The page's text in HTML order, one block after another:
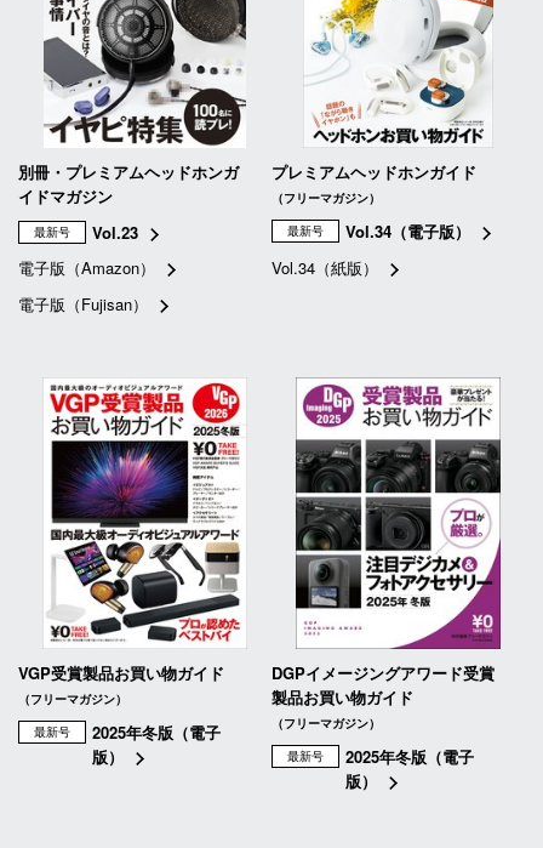
別冊・プレミアムヘッドホンガ
イドマガジン
最新号
Vol.23
電子版（Amazon）
電子版（Fujisan）
プレミアムヘッドホンガイド
（フリーマガジン）
最新号
Vol.34（電子版）
Vol.34（紙版）
VGP受賞製品お買い物ガイド
（フリーマガジン）
最新号
2025年冬版（電子
版）
DGPイメージングアワード受賞
製品お買い物ガイド
（フリーマガジン）
最新号
2025年冬版（電子
版）